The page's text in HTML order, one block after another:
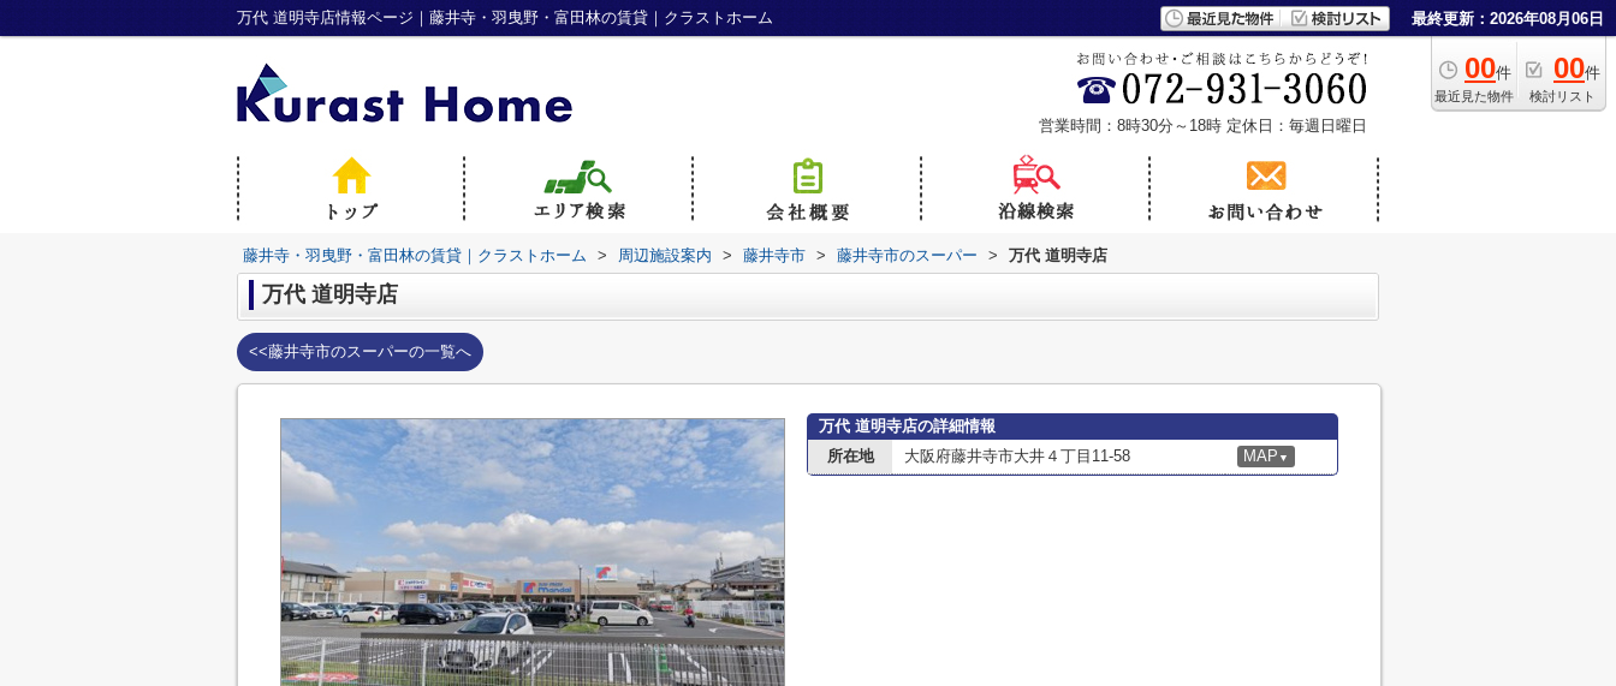
万代 道明寺店情報ページ｜藤井寺・羽曳野・富田林の賃貸｜クラストホーム 最終更新：2026年08月06日
00件
最近見た物件
00件
検討リスト
営業時間：8時30分～18時 定休日：毎週日曜日
藤井寺・羽曳野・富田林の賃貸｜クラストホーム > 周辺施設案内 > 藤井寺市 > 藤井寺市のスーパー > 万代 道明寺店
万代 道明寺店
<<藤井寺市のスーパーの一覧へ
万代 道明寺店の詳細情報
所在地
大阪府藤井寺市大井４丁目11-58 MAP ▼